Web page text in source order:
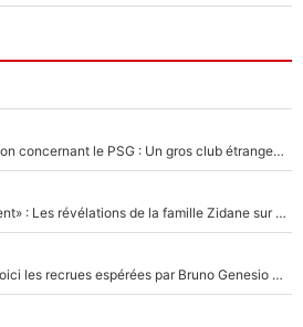
Ferran Torres a pris sa décision concernant le PSG : Un gros club étranger prêt à relancer le feuilleton pour la signature du champion du monde 2026 !
«Il est très heureux et impatient» : Les révélations de la famille Zidane sur sa prise de pouvoir en équipe de France !
Plus de 100M€ pour l'OM : Voici les recrues espérées par Bruno Genesio et Grégory Lorenzi après l’opération dégraissage